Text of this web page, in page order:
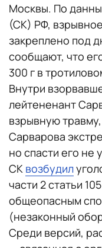
Москвы. По
(СК) РФ,
закреплено под
сообщают, что
300 г в
Внутри
лейтененант
взрывную
Сарварова
но спасти его не
СК возбудил
части 2 статьи
общеопасным
(незаконный
Среди версий,